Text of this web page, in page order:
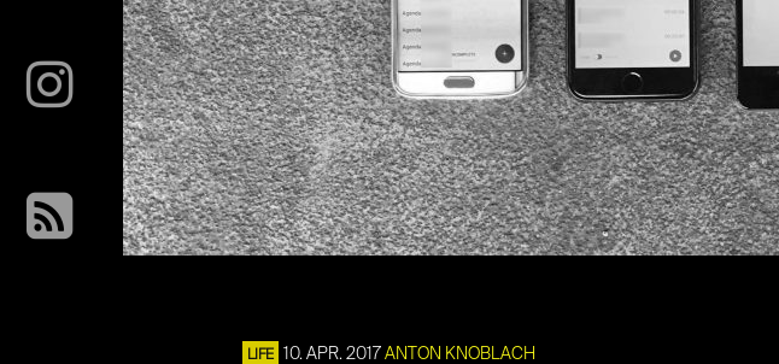
LIFE 10. APR. 2017 ANTON KNOBLACH